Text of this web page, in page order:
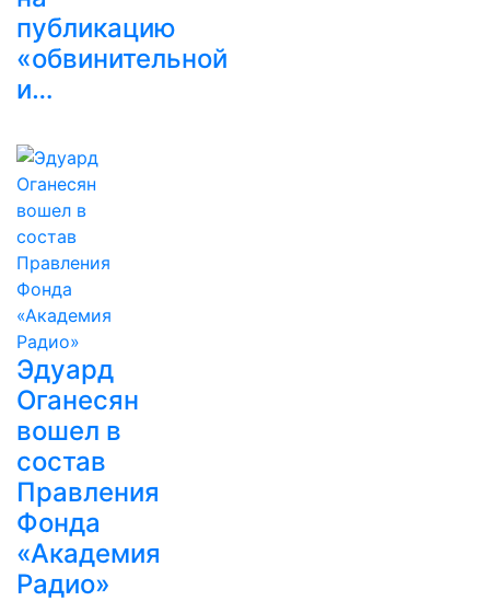
публикацию
«обвинительной
и…
Эдуард
Оганесян
вошел в
состав
Правления
Фонда
«Академия
Радио»